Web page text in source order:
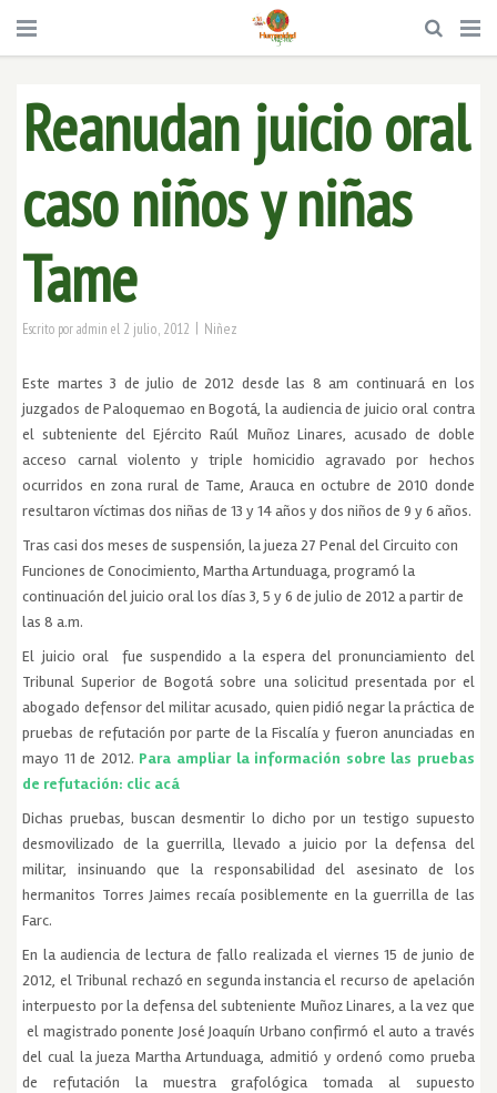
Reanudan juicio oral
caso niños y niñas
Tame
Escrito poradmin el 2 julio, 2012 | Niñez
Este martes 3 de julio de 2012 desde las 8 am continuará en los
juzgados de Paloquemao en Bogotá, la audiencia de juicio oral contra
el subteniente del Ejército Raúl Muñoz Linares, acusado de doble
acceso carnal violento y triple homicidio agravado por hechos
ocurridos en zona rural de Tame, Arauca en octubre de 2010 donde
resultaron víctimas dos niñas de 13 y 14 años y dos niños de 9 y 6 años.
Tras casi dos meses de suspensión, la jueza 27 Penal del Circuito con
Funciones de Conocimiento, Martha Artunduaga, programó la
continuación del juicio oral los días 3, 5 y 6 de julio de 2012 a partir de
las 8 a.m.
El juicio oral fue suspendido a la espera del pronunciamiento del
Tribunal Superior de Bogotá sobre una solicitud presentada por el
abogado defensor del militar acusado, quien pidió negar la práctica de
pruebas de refutación por parte de la Fiscalía y fueron anunciadas en
mayo 11 de 2012. Para ampliar la información sobre las pruebas
de refutación: clic acá
Dichas pruebas, buscan desmentir lo dicho por un testigo supuesto
desmovilizado de la guerrilla, llevado a juicio por la defensa del
militar, insinuando que la responsabilidad del asesinato de los
hermanitos Torres Jaimes recaía posiblemente en la guerrilla de las
Farc.
En la audiencia de lectura de fallo realizada el viernes 15 de junio de
2012, el Tribunal rechazó en segunda instancia el recurso de apelación
interpuesto por la defensa del subteniente Muñoz Linares, a la vez que
el magistrado ponente José Joaquín Urbano confirmó el auto a través
del cual la jueza Martha Artunduaga, admitió y ordenó como prueba
de refutación la muestra grafológica tomada al supuesto